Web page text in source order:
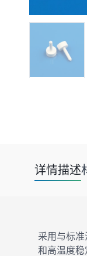
详情描述
采用与标
和高温度